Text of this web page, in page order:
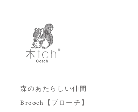
森のあたらしい仲間
Brooch【ブローチ】